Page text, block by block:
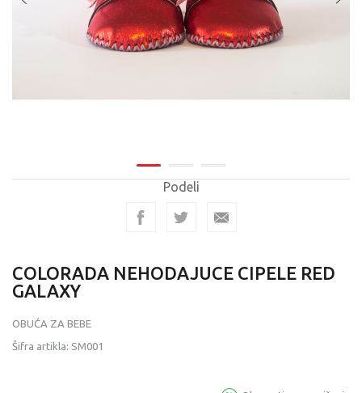
Podeli
COLORADA NEHODAJUCE CIPELE RED
GALAXY
OBUĆA ZA BEBE
Šifra artikla: SM001